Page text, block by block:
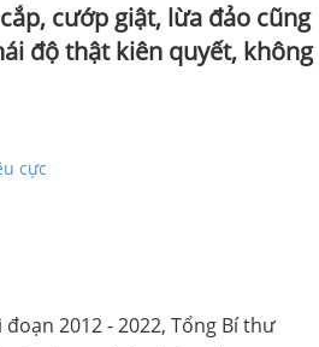
cướp giật, lừa đảo cũng
độ thật kiên quyết, không
cực
2012 - 2022, Tổng Bí thư